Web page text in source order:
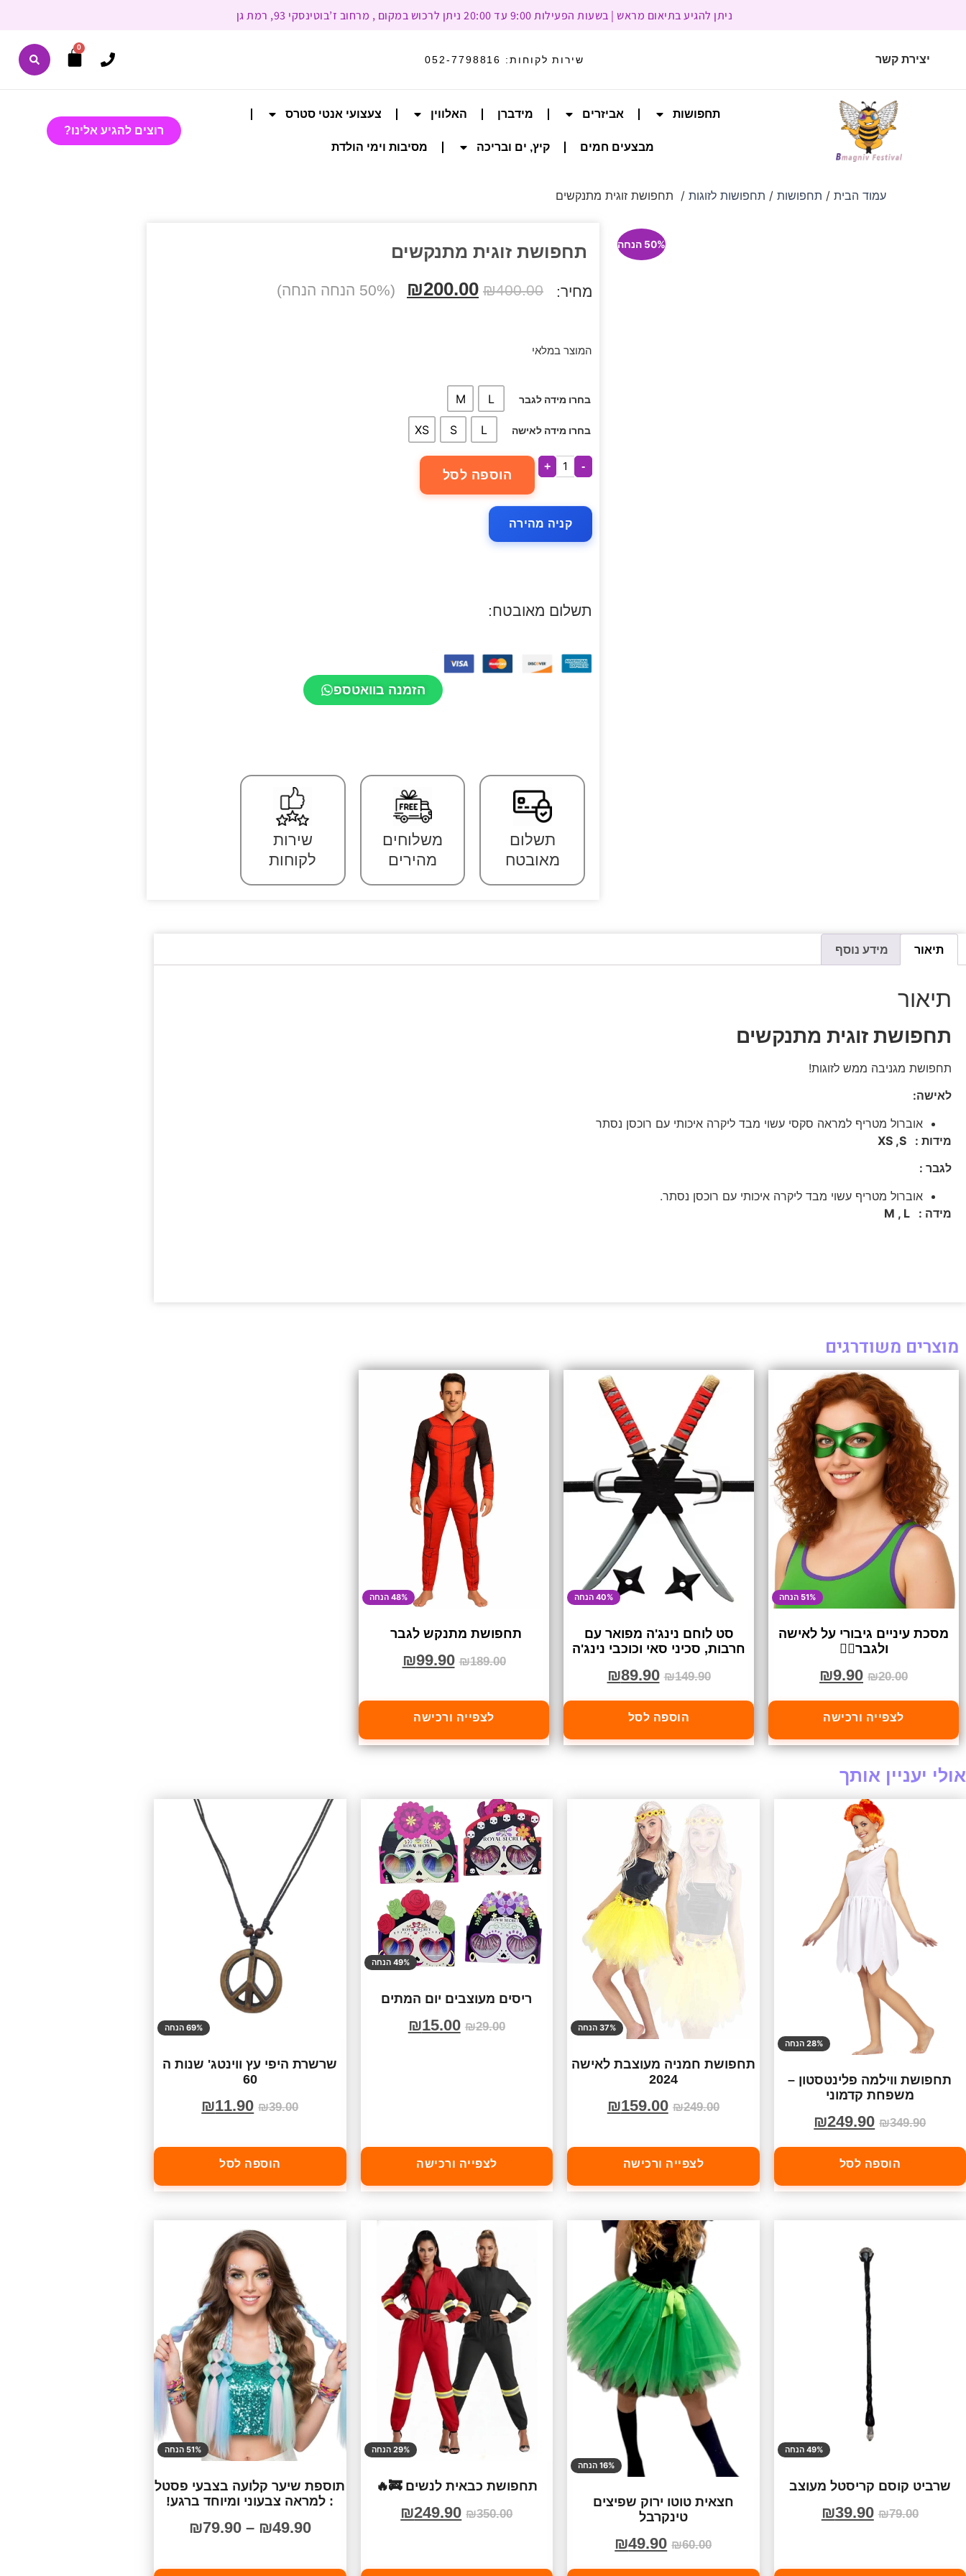
ניתן להגיע בתיאום מראש | בשעות הפעילות 9:00 עד 20:00 ניתן לרכוש במקום , מרחוב ז’בוטינסקי 93, רמת גן
יצירת קשר שירות לקוחות: 052-7798816
0
תחפושות אביזרים מידברן האלווין צעצועי אנטי סטרס
מבצעים חמים קיץ, ים ובריכה מסיבות וימי הולדת
רוצים להגיע אלינו?
עמוד הבית/ תחפושות/ תחפושות לזוגות/ תחפושת זוגית מתנקשים
50% הנחה תחפושת זוגית מתנקשים
מחיר: ₪400.00
₪200.00 (50% הנחה הנחה)
המוצר במלאי
בחרו מידה לגבר L
M
בחרו מידה לאישה L
S
XS
-
+
הוספה לסל
קניה מהירה
תשלום מאובטח:
הזמנה בוואטספ
תשלום
מאובטח
משלוחים
מהירים
שירות
לקוחות
תיאור מידע נוסף
תיאור
תחפושת זוגית מתנקשים
תחפושת מגניבה ממש לזוגות!
לאישה:
אוברול מטריף למראה סקסי עשוי מבד ליקרה איכותי עם רוכסן נסתר
מידות : XS ,S
לגבר :
אוברול מטריף עשוי מבד ליקרה איכותי עם רוכסן נסתר.
מידה : M , L
מוצרים משודרגים
51% הנחה
מסכת עיניים גיבורי על לאישה
ולגבר🦸‍♀️
₪20.00
₪9.90
לצפייה ורכישה
40% הנחה
סט לוחם נינג'ה מפואר עם
חרבות, סכיני סאי וכוכבי נינג'ה
₪149.90
₪89.90
הוספה לסל
48% הנחה
תחפושת מתנקש לגבר
₪189.00
₪99.90
לצפייה ורכישה
אולי יעניין אותך
28% הנחה
תחפושת ווילמה פלינטסטון –
משפחת קדמוני
₪349.90
₪249.90
הוספה לסל
37% הנחה
תחפושת חמניה מעוצבת לאישה
2024
₪249.00
₪159.00
לצפייה ורכישה
49% הנחה
ריסים מעוצבים יום המתים
₪29.00
₪15.00
לצפייה ורכישה
69% הנחה
שרשרת היפי עץ ווינטג' שנות ה
60
₪39.00
₪11.90
הוספה לסל
49% הנחה
שרביט קוסם קריסטל מעוצב
₪79.00
₪39.90
16% הנחה
חצאית טוטו ירוק שפיצים
טינקרבל
₪60.00
₪49.90
29% הנחה
תחפושת כבאית לנשים 🚒🔥
₪350.00
₪249.90
51% הנחה
תוספת שיער קלועה בצבעי פסטל
: למראה צבעוני ומיוחד ברגע!
₪49.90
–
₪79.90